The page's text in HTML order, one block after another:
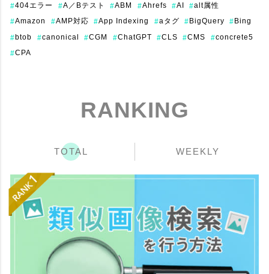
#404エラー #A／Bテスト #ABM #Ahrefs #AI #alt属性
#Amazon #AMP対応 #App Indexing #aタグ # BigQuery # Bing
#btob #canonical #CGM #ChatGPT #CLS #CMS #concrete5
#CPA
RANKING
TOTAL WEEKLY